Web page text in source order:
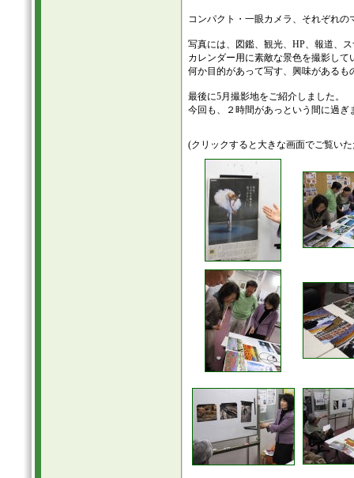
コンパクト・一眼カメラ、それぞれ
写真には、図鑑、観光、HP、報道、
カレンダー用に素敵な景色を撮影し
何か目的があって写す、興味がある
最後に5月撮影地をご紹介しました。
今回も、２時間があっという間に過ぎ
(クリックすると大きな画面でご覧い